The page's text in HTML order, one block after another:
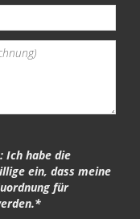
Ich habe die
ein, dass meine
für